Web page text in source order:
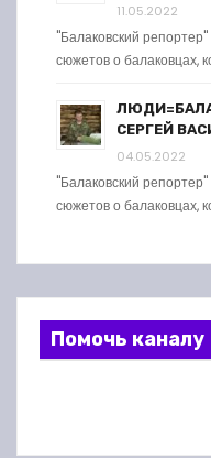
11.05.2022
"Балаковский
сюжетов о балаковцах,
СЕРГЕЙ
04.05.2022
"Балаковский
сюжетов о балаковцах,
Помочь каналу